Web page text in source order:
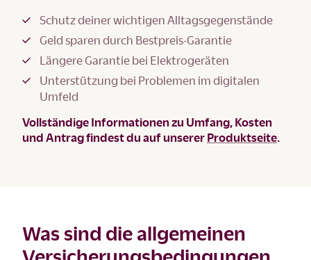
Schutz deiner wichtigen Alltagsgegenstände
Geld sparen durch Bestpreis-Garantie
Längere Garantie bei Elektrogeräten
Unterstützung bei Problemen im digitalen
Umfeld
Vollständige Informationen zu Umfang, Kosten
und Antrag findest du auf unserer Produktseite.
Was sind die allgemeinen